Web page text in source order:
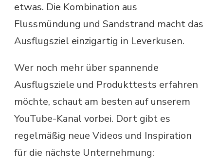
etwas. Die Kombination aus
Flussmündung und Sandstrand macht das
Ausflugsziel einzigartig in Leverkusen.
Wer noch mehr über spannende
Ausflugsziele und Produkttests erfahren
möchte, schaut am besten auf unserem
YouTube-Kanal vorbei. Dort gibt es
regelmäßig neue Videos und Inspiration
für die nächste Unternehmung: